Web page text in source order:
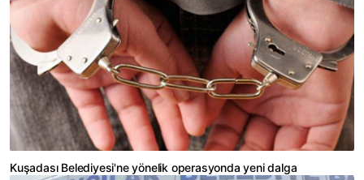
Kuşadası Belediyesi'ne yönelik operasyonda yeni dalga